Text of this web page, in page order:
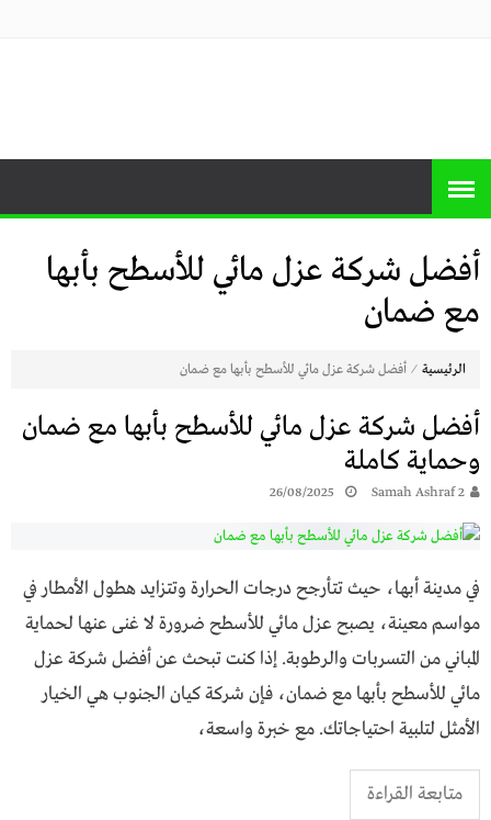
هوم
أفضل شركة عزل مائي للأسطح بأبها
مع ضمان
الرئيسية ⁄ أفضل شركة عزل مائي للأسطح بأبها مع ضمان
أفضل شركة عزل مائي للأسطح بأبها مع ضمان
وحماية كاملة
Samah Ashraf 2
26/08/2025
في مدينة أبها، حيث تتأرجح درجات الحرارة وتتزايد هطول الأمطار في
مواسم معينة، يصبح عزل مائي للأسطح ضرورة لا غنى عنها لحماية
المباني من التسربات والرطوبة. إذا كنت تبحث عن أفضل شركة عزل
مائي للأسطح بأبها مع ضمان، فإن شركة كيان الجنوب هي الخيار
الأمثل لتلبية احتياجاتك. مع خبرة واسعة،
متابعة القراءة